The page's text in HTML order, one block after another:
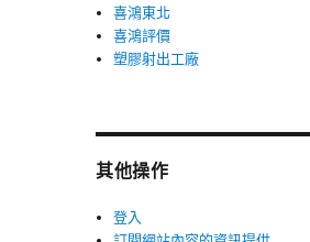
喜鴻東北
喜鴻評價
塑膠射出工廠
其他操作
登入